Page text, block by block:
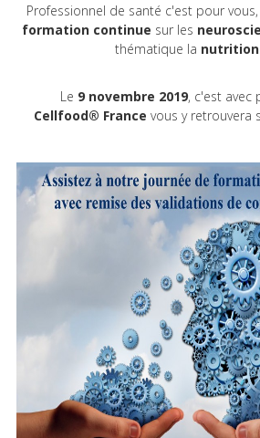
Professionnel de santé c'est pour
formation continue sur les
thématique la nutrition
Le 9 novembre 2019, c'est avec
Cellfood® France vous y retrouvera